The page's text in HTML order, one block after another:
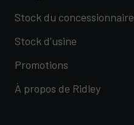
Stock du concessionnaire
Stock d'usine
Promotions
À propos de Ridley